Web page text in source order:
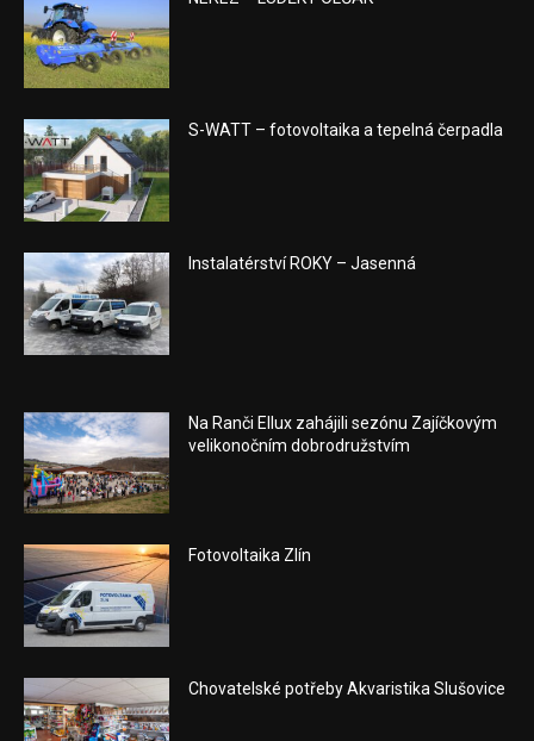
S-WATT – fotovoltaika a tepelná čerpadla
Instalatérství ROKY – Jasenná
Na Ranči Ellux zahájili sezónu Zajíčkovým
velikonočním dobrodružstvím
Fotovoltaika Zlín
Chovatelské potřeby Akvaristika Slušovice